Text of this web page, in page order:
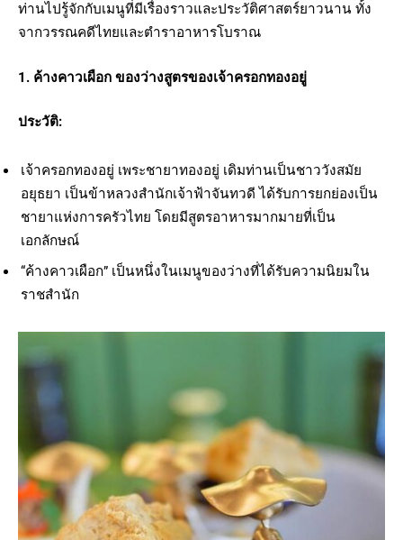
ท่านไปรู้จักกับเมนูที่มีเรื่องราวและประวัติศาสตร์ยาวนาน ทั้ง
จากวรรณคดีไทยและตำราอาหารโบราณ
1. ค้างคาวเผือก ของว่างสูตรของเจ้าครอกทองอยู่
ประวัติ:
เจ้าครอกทองอยู่ เพระชายาทองอยู่ เดิมท่านเป็นชาววังสมัย
อยุธยา เป็นข้าหลวงสำนักเจ้าฟ้าจันทวดี ได้รับการยกย่องเป็น
ชายาแห่งการครัวไทย โดยมีสูตรอาหารมากมายที่เป็น
เอกลักษณ์
“ค้างคาวเผือก” เป็นหนึ่งในเมนูของว่างที่ได้รับความนิยมใน
ราชสำนัก